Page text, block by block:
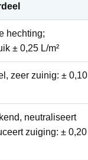
hechting;
± 0,25 L/m²
zeer zuinig: ± 0,10
, neutraliseert
zuiging: ± 0,20